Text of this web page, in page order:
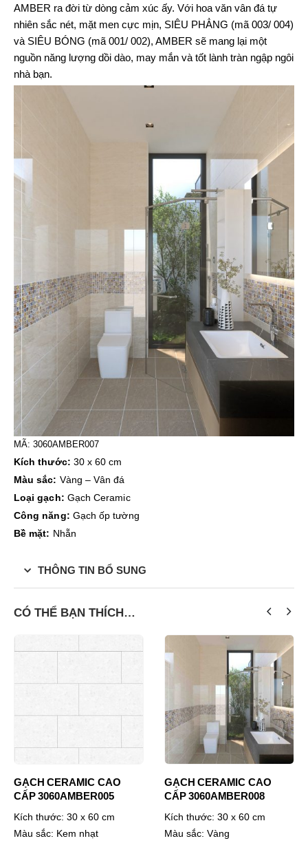
AMBER ra đời từ dòng cảm xúc ấy. Với hoa văn vân đá tự
nhiên sắc nét, mặt men cực mịn, SIÊU PHẲNG (mã 003/ 004)
và SIÊU BÓNG (mã 001/ 002), AMBER sẽ mang lại một
nguồn năng lượng dồi dào, may mắn và tốt lành tràn ngập ngôi
nhà bạn.
MÃ: 3060AMBER007
Kích thước: 30 x 60 cm
Màu sắc: Vàng – Vân đá
Loại gạch: Gạch Ceramic
Công năng: Gạch ốp tường
Bề mặt: Nhẵn
THÔNG TIN BỔ SUNG
CÓ THỂ BẠN THÍCH…
GẠCH CERAMIC CAO
CẤP 3060AMBER005
Kích thước: 30 x 60 cm
Màu sắc: Kem nhạt
GẠCH CERAMIC CAO
CẤP 3060AMBER008
Kích thước: 30 x 60 cm
Màu sắc: Vàng